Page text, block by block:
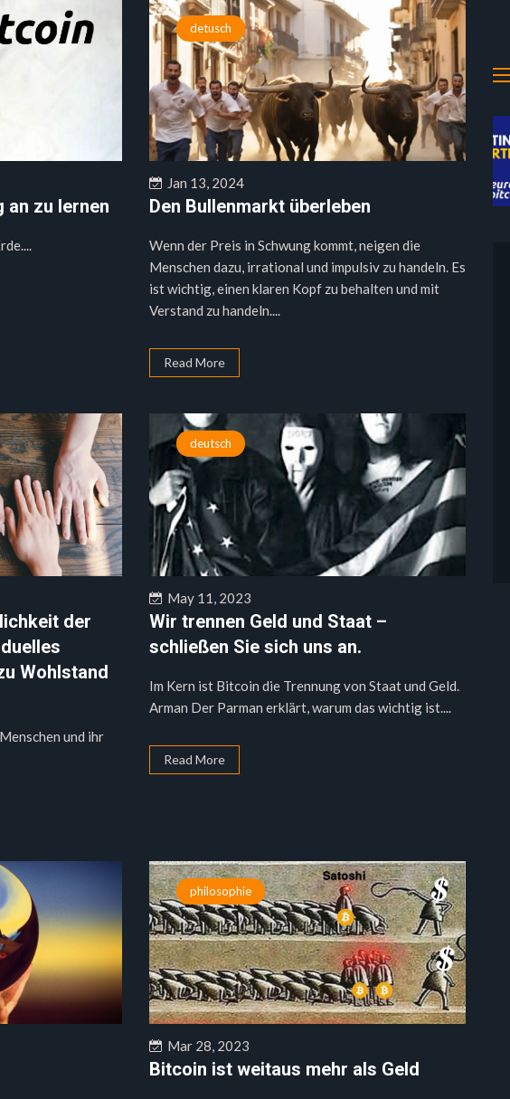
an zu lernen
detusch
Jan 13, 2024
Den Bullenmarkt überleben
Wenn der Preis in Schwung kommt, neigen die
Menschen dazu, irrational und impulsiv zu handeln. Es
ist wichtig, einen klaren Kopf zu behalten und mit
Verstand zu handeln....
Read More
der
Wohlstand
und ihr
deutsch
May 11, 2023
Wir trennen Geld und Staat –
schließen Sie sich uns an.
Im Kern ist Bitcoin die Trennung von Staat und Geld.
Arman Der Parman erklärt, warum das wichtig ist....
Read More
philosophie
Mar 28, 2023
Bitcoin ist weitaus mehr als Geld